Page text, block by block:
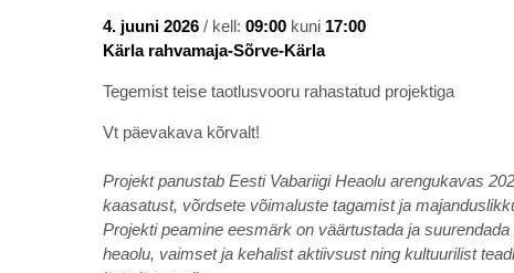
4. juuni 2026 / kell: 09:00 kuni 17:00
Kärla rahvamaja-Sõrve-Kärla
Tegemist teise taotlusvooru rahastatud projektiga
Vt päevakava kõrvalt!
Projekt panustab Eesti Vabariigi Heaolu arengukavas
kaasatust, võrdsete võimaluste tagamist ja
Projekti peamine eesmärk on väärtustada ja
heaolu, vaimset ja kehalist aktiivsust ning kultuurilist